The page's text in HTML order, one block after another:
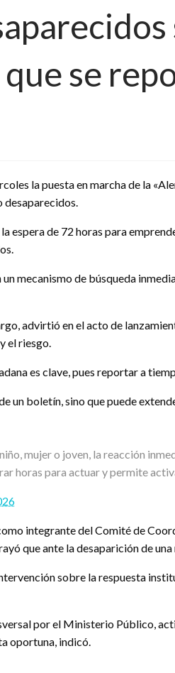
se
la puesta en marcha de la
desaparecidos.
espera de 72 horas para
mecanismo de búsqueda
advirtió en el acto de
el riesgo.
es clave, pues reportar a
un boletín, sino que puede
mujer o joven, la reacción
horas para actuar y permite
integrante del Comité de
que ante la desaparición de
sobre la respuesta
por el Ministerio Público,
oportuna, indicó.